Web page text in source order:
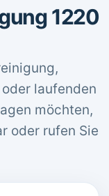
1220
laufenden
möchten,
oder rufen Sie